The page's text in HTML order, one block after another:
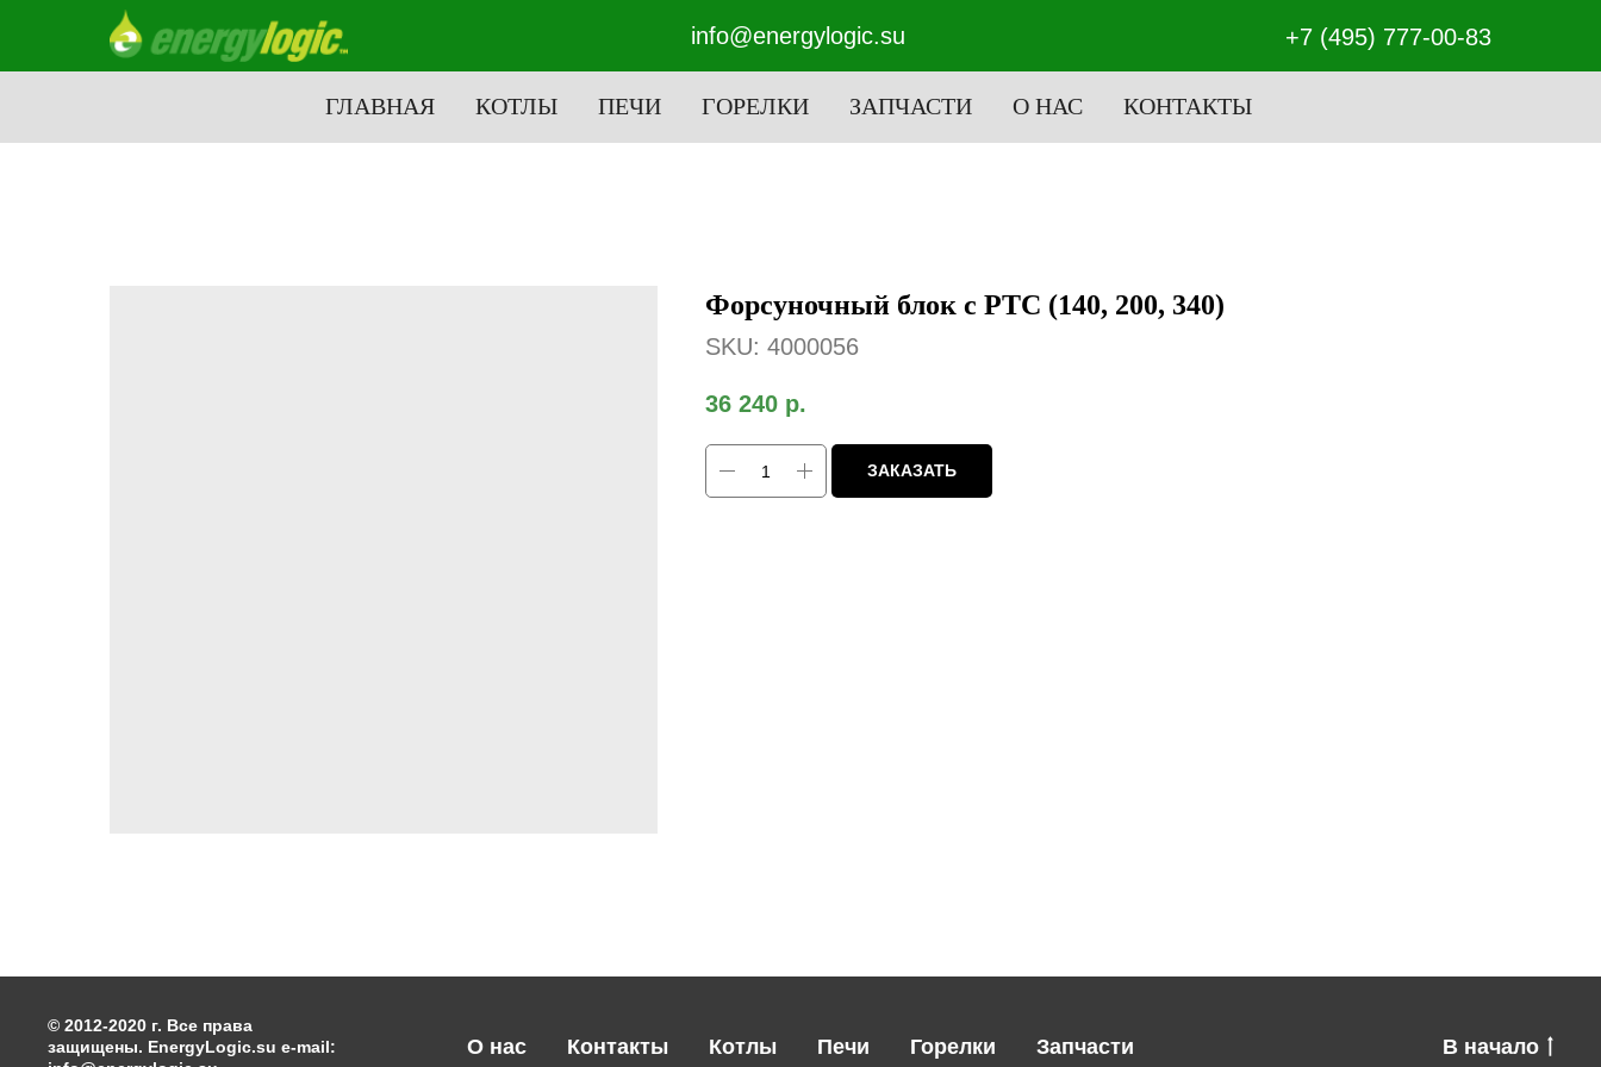
+7 (495) 777-00-83
info@energylogic.su
ГЛАВНАЯ КОТЛЫ ПЕЧИ ГОРЕЛКИ ЗАПЧАСТИ О НАС КОНТАКТЫ
Форсуночный блок с PTC (140, 200, 340)
SKU: 4000056
36 240 р.
ЗАКАЗАТЬ
© 2012-2020 г. Все права
защищены. EnergyLogic.su e-mail:
О нас Контакты Котлы Печи Горелки Запчасти В начало